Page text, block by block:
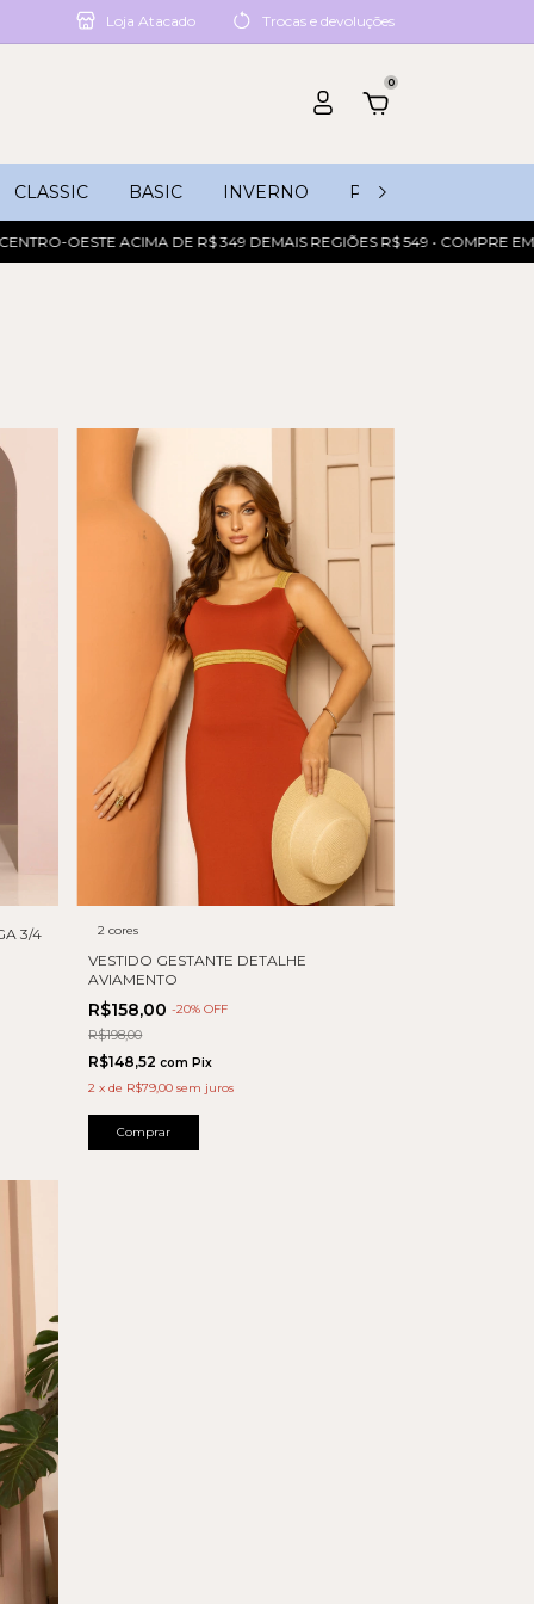
Loja Atacado Trocas e devoluções
0
CLASSIC BASIC INVERNO PROMOÇÕES
OESTE ACIMA DE R$ 349 DEMAIS REGIÕES R$ 549 • COMPRE EM
3/4 2 cores
VESTIDO GESTANTE DETALHE
AVIAMENTO
R$158,00-20% OFF
R$198,00
R$148,52com Pix
2 xde R$79,00 sem juros
Comprar